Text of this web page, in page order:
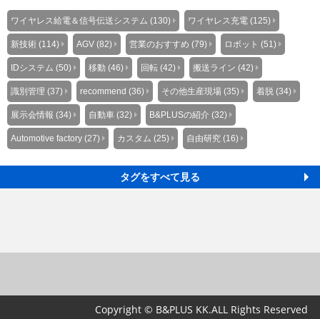
ワイヤレス給電＆信号伝送システム (130) ワイヤレス充電 (125)
新技術 (114) AGV (82) 営業のおすすめ (79) ロボット (51)
IDシステム (50) 移動 (46) 回転 (42) 搬送ライン (42)
識別管理 (37) recommend (36) その他生産現場 (35) 着脱 (34)
展示会情報 (34) 自動車 (32) B&PLUSの紹介 (32)
Automotive factory (27) カスタム (25) 自由研究 (16)
タグをすべて見る
Copyright © B&PLUS KK.ALL Rights Reserved